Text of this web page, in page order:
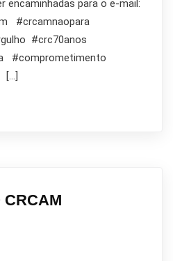
encaminhadas para o e-mail:
#crcamnaopara
#crc70anos
#comprometimento
[…]
CRCAM